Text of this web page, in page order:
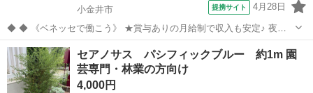
小金井市
提携サイト 4月28日
◆ ◆ 《ベネッセで働こう》 ★賞与ありの月給制で収入も安定♪ 夜勤
がない勤務でも月給制のため、 毎月安定した収入を確保でき、計画的
に生活を送ることができます。 ★正社員並みの充実した福利厚生 契約
社員の場合でも、正...
東京 小金井市 介護
セアノサス パシフィックブルー 約1m 園
芸専門・林業の方向け
4,000円